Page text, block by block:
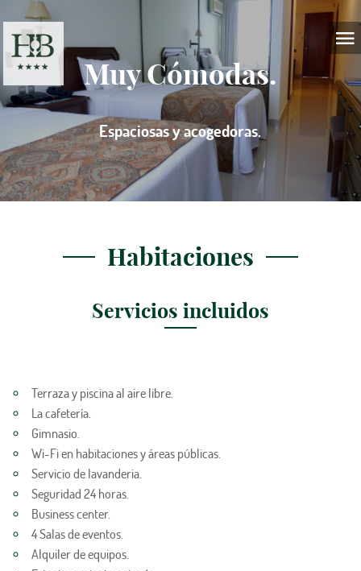
Muy Cómodas.
Espaciosas y acogedoras.
Habitaciones
Servicios incluidos
Terraza y piscina al aire libre.
La cafetería.
Gimnasio.
Wi-Fi en habitaciones y áreas públicas.
Servicio de lavanderia.
Seguridad 24 horas.
Business center.
4 Salas de eventos.
Alquiler de equipos.